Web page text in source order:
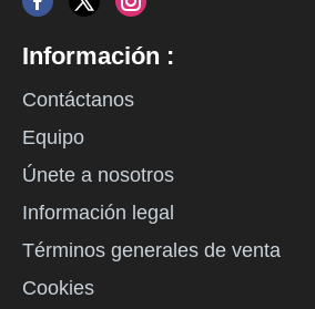
Información :
Contáctanos
Equipo
Únete a nosotros
Información legal
Términos generales de venta
Cookies